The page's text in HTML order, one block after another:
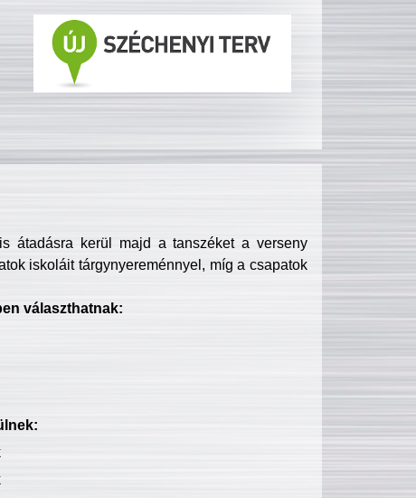
átadásra kerül majd a tanszéket a verseny
iskoláit tárgynyereménnyel, míg a csapatok
választhatnak: